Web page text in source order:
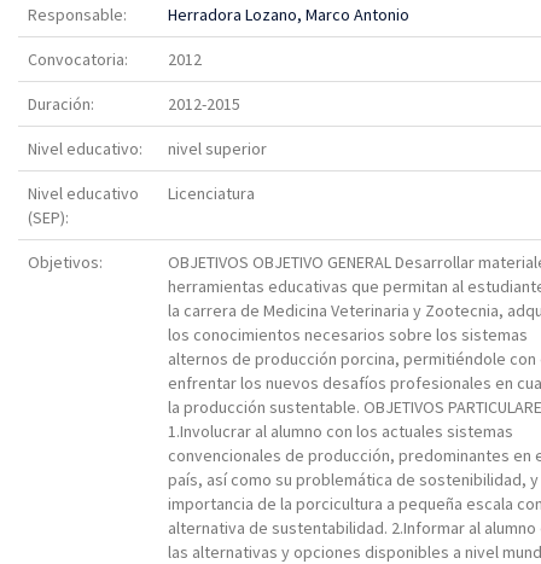
Responsable: Herradora Lozano, Marco Antonio
Convocatoria: 2012
Duración: 2012-2015
Nivel educativo: nivel superior
Nivel educativo
(SEP):
Licenciatura
Objetivos:
OBJETIVOS OBJETIVO GENERAL Desarrollar
herramientas educativas que permitan al
la carrera de Medicina Veterinaria y Zootecnia,
los conocimientos necesarios sobre los sistemas
alternos de producción porcina, permitiéndole con
enfrentar los nuevos desafíos profesionales en
la producción sustentable. OBJETIVOS
1.Involucrar al alumno con los actuales sistemas
convencionales de producción, predominantes en
país, así como su problemática de sostenibilidad, y
importancia de la porcicultura a pequeña escala
alternativa de sustentabilidad. 2.Informar al alumno
las alternativas y opciones disponibles a nivel